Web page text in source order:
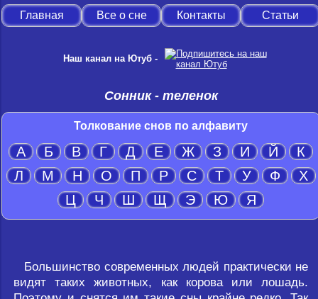
Главная Все о сне Контакты Статьи
Наш канал на Ютуб -
Сонник - теленок
Толкование снов по алфавиту
А Б В Г Д Е Ж З И Й
К
Л
М Н О П Р С Т У Ф
Х
Ц
Ч Ш Щ Э Ю Я
Большинство современных людей практически не
видят таких животных, как корова или лошадь.